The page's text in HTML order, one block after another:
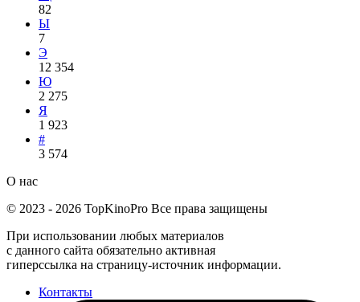
82
Ы
7
Э
12 354
Ю
2 275
Я
1 923
#
3 574
О нас
© 2023 - 2026 TopKinoPro Все права защищены
При использовании любых материалов
с данного сайта обязательно активная
гиперссылка на страницу-источник информации.
Контакты